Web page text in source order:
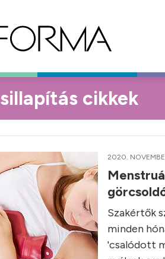
cikkek
2020.
Szakértők
minden
'csalódott